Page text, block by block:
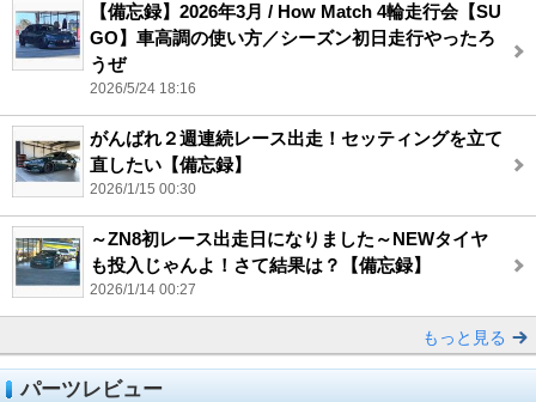
【備忘録】2026年3月 / How Match 4輪走行会【SU
GO】車高調の使い方／シーズン初日走行やったろ
うぜ
2026/5/24 18:16
がんばれ２週連続レース出走！セッティングを立て
直したい【備忘録】
2026/1/15 00:30
～ZN8初レース出走日になりました～NEWタイヤ
も投入じゃんよ！さて結果は？【備忘録】
2026/1/14 00:27
もっと見る
パーツレビュー